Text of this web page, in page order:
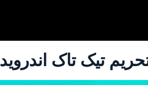
تیک تاک اندروید